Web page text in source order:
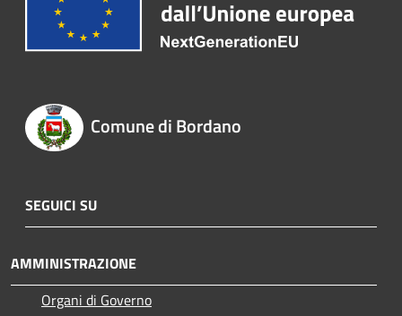
Comune di Bordano
SEGUICI SU
AMMINISTRAZIONE
Organi di Governo